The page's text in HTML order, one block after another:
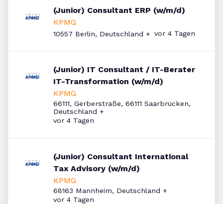
(Junior) Consultant ERP (w/m/d)
KPMG
10557 Berlin, Deutschland + Veröffentlicht
vor 4 Tagen
(Junior) IT Consultant / IT-Berater
IT-Transformation (w/m/d)
KPMG
66111, Gerberstraße, 66111 Saarbrücken,
Deutschland +
Veröffentlicht
vor 4 Tagen
(Junior) Consultant International
Tax Advisory (w/m/d)
KPMG
68163 Mannheim, Deutschland +
Veröffentlicht
vor 4 Tagen